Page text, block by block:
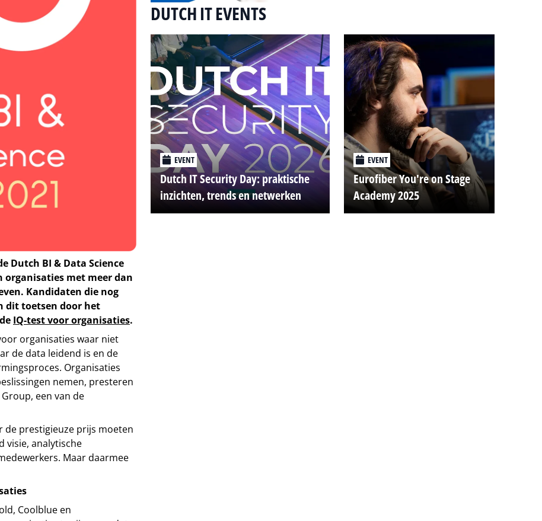
Dutch BI & Data Science
met meer dan
Kandidaten die nog
dit toetsen door het
IQ-test voor organisaties.
organisaties waar niet
de data leidend is en de
Organisaties
nemen, presteren
een van de
de prestigieuze prijs moeten
visie, analytische
Maar daarmee
Coolblue en
DUTCH IT EVENTS
EVENT
Dutch IT Security Day: praktische
inzichten, trends en netwerken
EVENT
Eurofiber You're on Stage
Academy 2025